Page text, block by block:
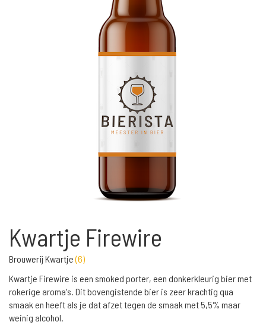
Kwartje Firewire
Brouwerij Kwartje(6)
Kwartje Firewire is een smoked porter, een donkerkleurig bier met
rokerige aroma's. Dit bovengistende bier is zeer krachtig qua
smaak en heeft als je dat afzet tegen de smaak met 5,5% maar
weinig alcohol.